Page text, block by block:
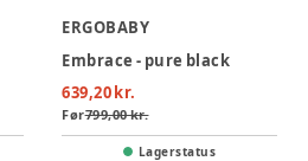
ERGOBABY
Embrace - pure black
639,20 kr.
Før799,00 kr.
Lagerstatus